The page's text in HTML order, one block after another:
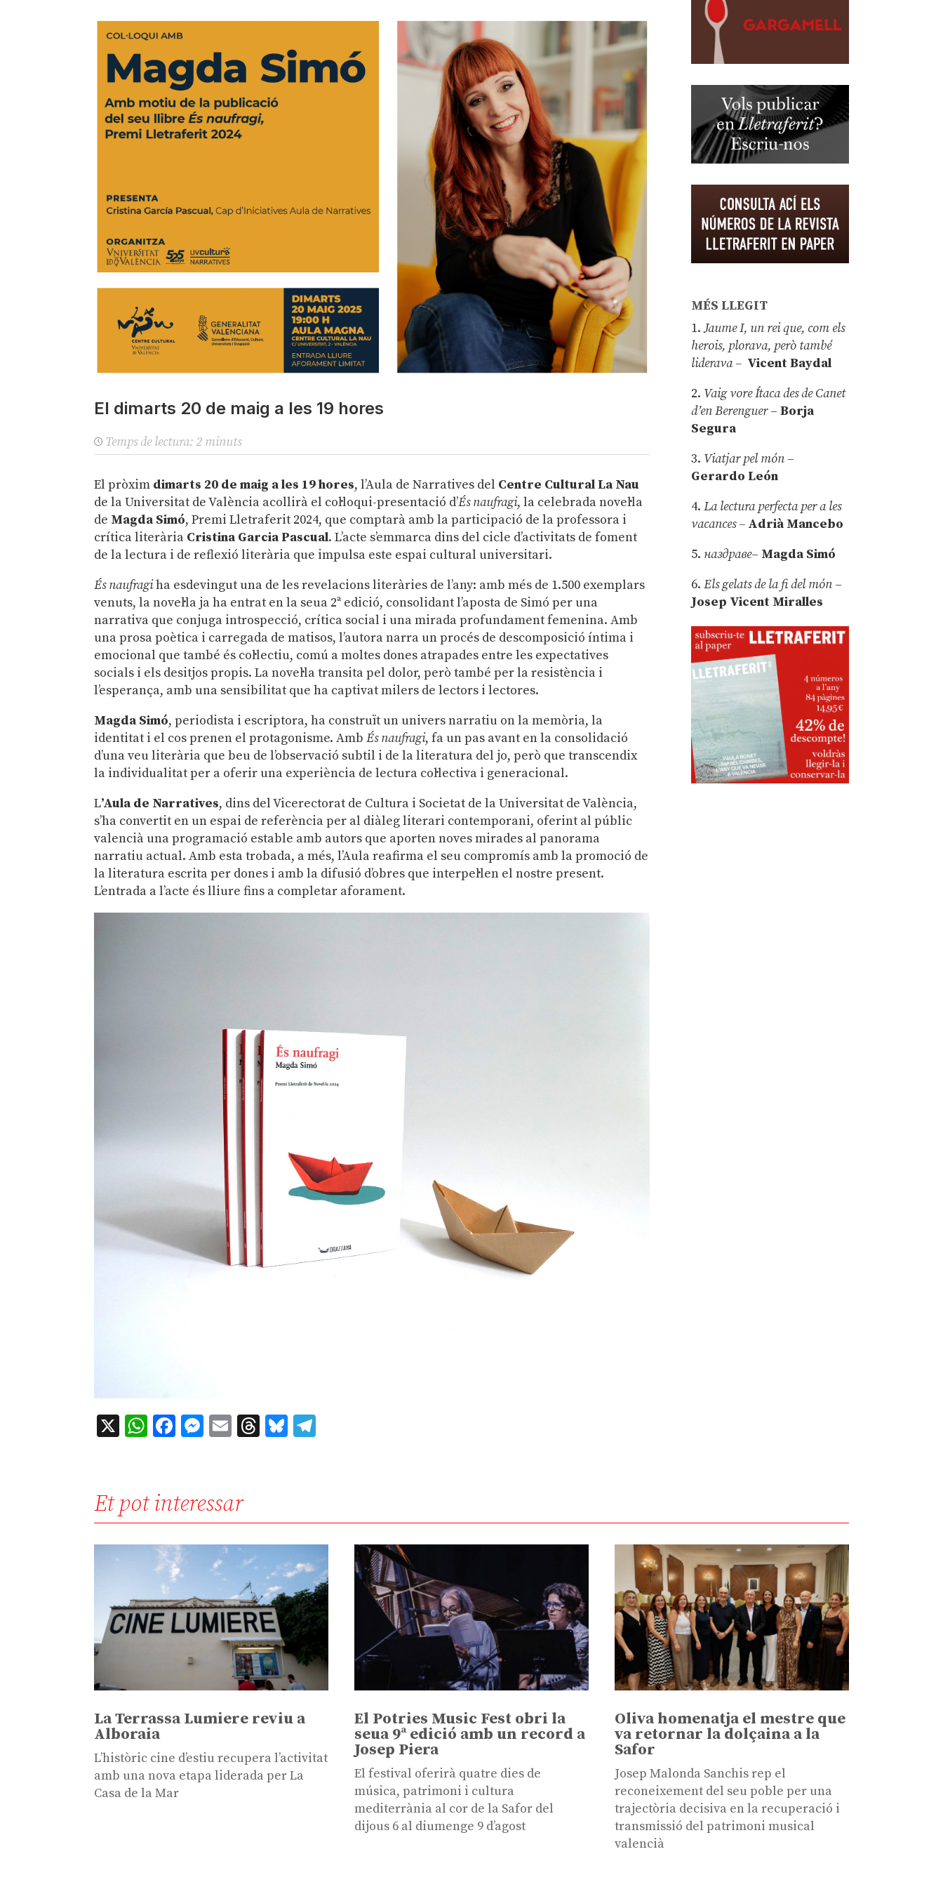
El dimarts 20 de maig a les 19 hores
Temps de lectura: 2 minuts
El pròxim dimarts 20 de maig a les 19 hores, l’Aula de Narratives del Centre Cultural La Nau
de la Universitat de València acollirà el col·loqui-presentació d’És naufragi, la celebrada novel·la
de Magda Simó, Premi Lletraferit 2024, que comptarà amb la participació de la professora i
crítica literària Cristina Garcia Pascual. L’acte s’emmarca dins del cicle d’activitats de foment
de la lectura i de reflexió literària que impulsa este espai cultural universitari.
És naufragiha esdevingut una de les revelacions literàries de l’any: amb més de 1.500 exemplars
venuts, la novel·la ja ha entrat en la seua 2ª edició, consolidant l’aposta de Simó per una
narrativa que conjuga introspecció, crítica social i una mirada profundament femenina. Amb
una prosa poètica i carregada de matisos, l’autora narra un procés de descomposició íntima i
emocional que també és col·lectiu, comú a moltes dones atrapades entre les expectatives
socials i els desitjos propis. La novel·la transita pel dolor, però també per la resistència i
l’esperança, amb una sensibilitat que ha captivat milers de lectors i lectores.
Magda Simó, periodista i escriptora, ha construït un univers narratiu on la memòria, la
identitat i el cos prenen el protagonisme. AmbÉs naufragi, fa un pas avant en la consolidació
d’una veu literària que beu de l’observació subtil i de la literatura del jo, però que transcendix
la individualitat per a oferir una experiència de lectura col·lectiva i generacional.
L’Aula de Narratives, dins del Vicerectorat de Cultura i Societat de la Universitat de València,
s’ha convertit en un espai de referència per al diàleg literari contemporani, oferint al públic
valencià una programació estable amb autors que aporten noves mirades al panorama
narratiu actual. Amb esta trobada, a més, l’Aula reafirma el seu compromís amb la promoció de
la literatura escrita per dones i amb la difusió d’obres que interpel·len el nostre present.
L’entrada a l’acte és lliure fins a completar aforament.
X WhatsApp
Facebook
Messenger
EmailThreads
Bluesky
MÉS LLEGIT
1.Jaume I, un rei que, com els
herois, plorava, però també
liderava – Vicent Baydal
2. Vaig vore Ítaca des de Canet
d’en Berenguer–Borja
Segura
3. Viatjar pel món –
Gerardo León
4.La lectura perfecta per a les
vacances – Adrià Mancebo
5. наздраве– Magda Simó
6.Els gelats de la fi del món –
Josep Vicent Miralles
Et pot interessar
La Terrassa Lumiere reviu a
Alboraia
L’històric cine d’estiu recupera l’activitat
amb una nova etapa liderada per La
Casa de la Mar
El Potries Music Fest obri la
seua 9ª edició amb un record a
Josep Piera
El festival oferirà quatre dies de
música, patrimoni i cultura
mediterrània al cor de la Safor del
dijous 6 al diumenge 9 d’agost
Oliva homenatja el mestre que
va retornar la dolçaina a la
Safor
Josep Malonda Sanchis rep el
reconeixement del seu poble per una
trajectòria decisiva en la recuperació i
transmissió del patrimoni musical
valencià